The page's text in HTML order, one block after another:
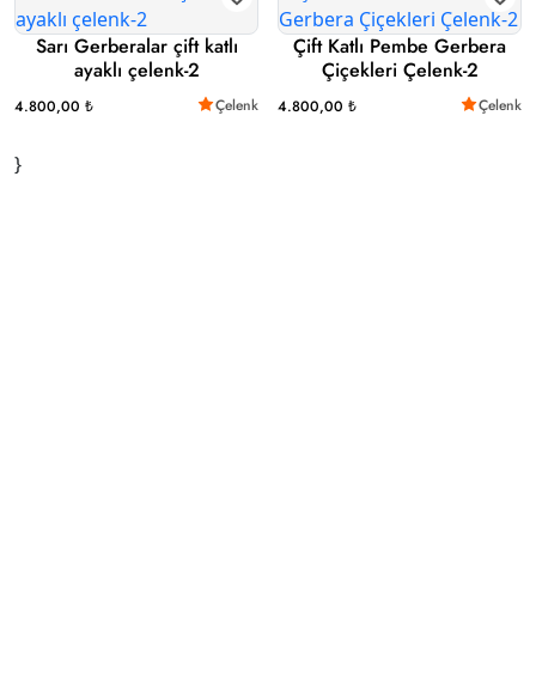
Sarı Gerberalar çift katlı
ayaklı çelenk-2
4.800,00 ₺ Çelenk
Çift Katlı Pembe Gerbera
Çiçekleri Çelenk-2
4.800,00 ₺ Çelenk
}